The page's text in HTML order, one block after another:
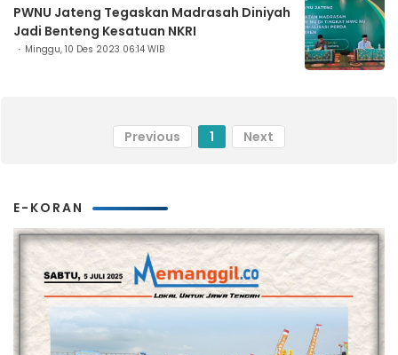
PWNU Jateng Tegaskan Madrasah Diniyah
Jadi Benteng Kesatuan NKRI
Minggu, 10 Des 2023 06:14 WIB
Previous 1 Next
E-KORAN